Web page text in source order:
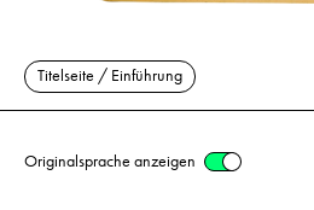
Titelseite / Einführung
Originalsprache anzeigen